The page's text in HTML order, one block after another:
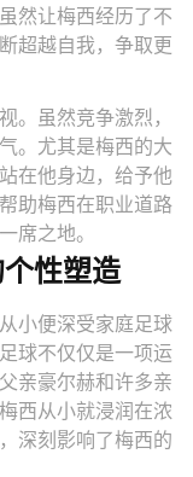
然让梅西经历了不
超越自我，争取更
。虽然竞争激烈，
。尤其是梅西的大
在他身边，给予他
助梅西在职业道路
席之地。
性塑造
小便深受家庭足球
球不仅仅是一项运
亲豪尔赫和许多亲
西从小就浸润在浓
深刻影响了梅西的